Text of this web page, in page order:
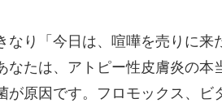
なり「今日は、喧嘩を売りに
なたは、アトピー性皮膚炎の
が原因です。フロモックス、ビ